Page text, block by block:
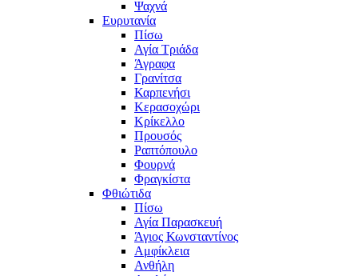
Ψαχνά
Ευρυτανία
Πίσω
Αγία Τριάδα
Άγραφα
Γρανίτσα
Καρπενήσι
Κερασοχώρι
Κρίκελλο
Προυσός
Ραπτόπουλο
Φουρνά
Φραγκίστα
Φθιώτιδα
Πίσω
Αγία Παρασκευή
Άγιος Κωνσταντίνος
Αμφίκλεια
Ανθήλη